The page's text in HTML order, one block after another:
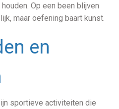
Op een been blijven
maar oefening baart kunst.
en
sportieve activiteiten die